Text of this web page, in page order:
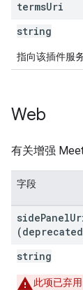
termsUri
string
指向该插件服
Web
有关增强
字段
sidePanel
string
此项已弃用